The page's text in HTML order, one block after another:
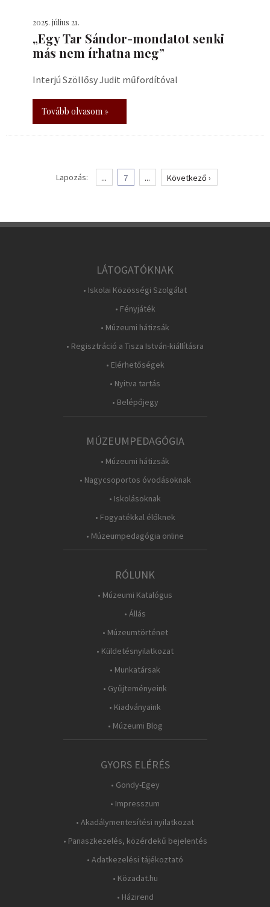
2025. július 21.
„Egy Tar Sándor-mondatot senki
más nem írhatna meg”
Interjú Szöllősy Judit műfordítóval
Tovább olvasom »
Lapozás: ... 7 ... Következő ›
LÁTOGATÓKNAK
• Iskolai Közösségi Szolgálat
• Fényjáték
• Múzeumi hátizsák
• Regisztráció a Tisza István-kiállításra
• Elérhetőségek
• Nyitva tartás
• Belépőjegy
MÚZEUMPEDAGÓGIA
• Múzeumi hátizsák
• Nagycsoportos óvodásoknak
• Iskolásoknak
• Fogyatékkal élőknek
• Múzeumpedagógia online
RÓLUNK
• Múzeumi Katalógus
• Állás
• Múzeumtörténet
• Küldetésnyilatkozat
• Munkatársak
• Gyűjteményeink
• Kiadványaink
• Múzeumi Blog
GYORS ELÉRÉS
• Gondy-Egey
• Impresszum
• Akadálymentesítési nyilatkozat
• Panaszkezelés, közérdekű bejelentés
• Adatkezelési tájékoztató
• Közadat.hu
• Házirend